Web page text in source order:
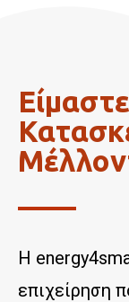
Η
επιχείρηση